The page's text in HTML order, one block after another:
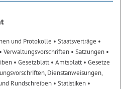
und Protokolle • Staatsverträge •
• Verwaltungsvorschriften • Satzungen •
• Gesetzblatt• Amtsblatt• Gesetze
Dienstanweisungen,
Rundschreiben • Statistiken •